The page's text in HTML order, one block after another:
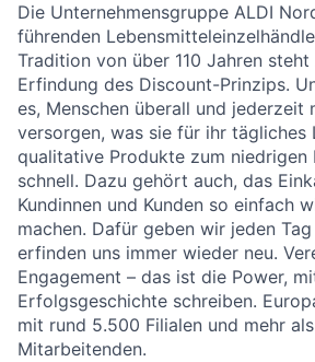
Die Unternehmensgruppe ALDI
führenden
Tradition von über 110 Jahren
Erfindung des Discount-Prinzips.
es, Menschen überall und jederzeit
versorgen, was sie für ihr tägliches
qualitative Produkte zum niedrigen
schnell. Dazu gehört auch, das
Kundinnen und Kunden so einfach
machen. Dafür geben wir jeden
erfinden uns immer wieder neu.
Engagement – das ist die Power,
Erfolgsgeschichte schreiben.
mit rund 5.500 Filialen und mehr
Mitarbeitenden.